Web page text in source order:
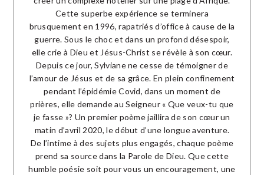
Cette superbe expérience se terminera
brusquement en 1996, rapatriés d’office à cause de la
guerre. Sous le choc et dans un profond désespoir,
elle crie à Dieu et Jésus-Christ se révèle à son cœur.
Depuis ce jour, Sylviane ne cesse de témoigner de
l’amour de Jésus et de sa grâce. En plein confinement
pendant l’épidémie Covid, dans un moment de
prières, elle demande au Seigneur « Que veux-tu que
je fasse »? Un premier poème jaillira de son cœur un
matin d’avril 2020, le début d’une longue aventure.
De l’intime à des sujets plus engagés, chaque poème
prend sa source dans la Parole de Dieu. Que cette
humble poésie soit pour vous un encouragement, une